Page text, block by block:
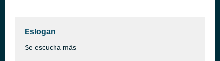
Eslogan
Se escucha más